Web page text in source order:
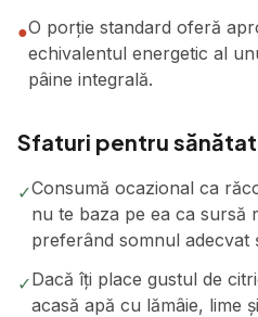
●O porție standard oferă
echivalentul energetic al
pâine integrală.
Sfaturi pentru
✓Consumă ocazional ca
nu te baza pe ea ca sursă
preferând somnul adecvat
✓Dacă îți place gustul de
acasă apă cu lămâie, lime